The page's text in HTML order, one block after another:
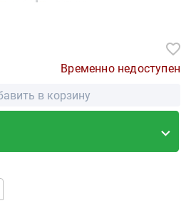
Временно недоступен
в корзину